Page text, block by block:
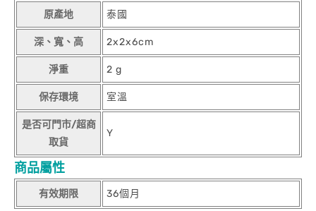
原產地 泰國
深、寬、高 2x2x6cm
淨重 2 g
保存環境 室溫
是否可門市/超商
取貨
Y
商品屬性
有效期限 36個月